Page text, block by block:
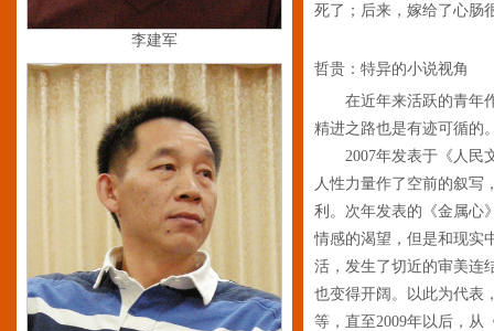
李建军
死了；后来，嫁给了心
哲贵：特异的小说视角
在近年来活跃的青年
精进之路也是有迹可循的
2007年发表于《人民文
人性力量作了空前的叙写
利。次年发表的《金属心
情感的渴望，但是和现实
活，发生了切近的审美连
也变得开阔。以此为代表
等，直至2009年以后，从